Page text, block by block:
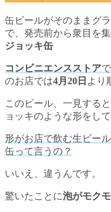
缶ビールがそのままグ
で、発売前から衆目を
ジョッキ缶
コンビニエンスストア
のお店では4月20日 より
このビール、一見する
ョッキのような形をして
形がお店で飲む生ビー
缶って言うの？
いいえ、違うんです。
驚いたことに泡がモク